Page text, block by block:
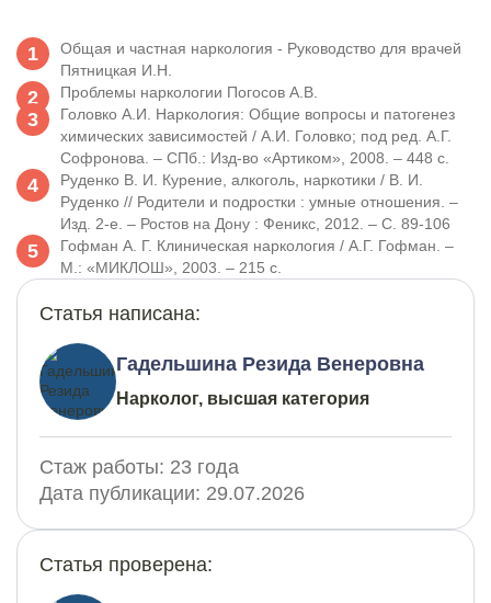
Общая и частная наркология - Руководство для врачей
Пятницкая И.Н.
Проблемы наркологии Погосов А.В.
Головко А.И. Наркология: Общие вопросы и патогенез
химических зависимостей / А.И. Головко; под ред. А.Г.
Софронова. – СПб.: Изд-во «Артиком», 2008. – 448 с.
Руденко В. И. Курение, алкоголь, наркотики / В. И.
Руденко // Родители и подростки : умные отношения. –
Изд. 2-е. – Ростов на Дону : Феникс, 2012. – С. 89-106
Гофман А. Г. Клиническая наркология / А.Г. Гофман. –
М.: «МИКЛОШ», 2003. – 215 с.
Статья написана:
Гадельшина Резида Венеровна
Нарколог, высшая категория
Стаж работы: 23 года
Дата публикации: 29.07.2026
Статья проверена: